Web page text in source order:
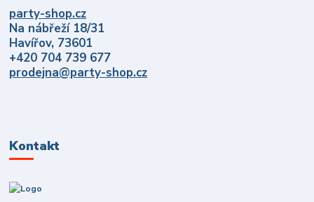
party-shop.cz
Na nábřeží 18/31
Havířov, 73601
+420 704 739 677
prodejna@party-shop.cz
Kontakt